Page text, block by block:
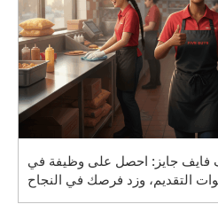
فايف جايز: احصل على وظيفة في
التقديم، وزد فرصك في النجاح